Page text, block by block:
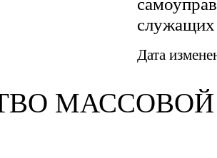
служащих
Дата